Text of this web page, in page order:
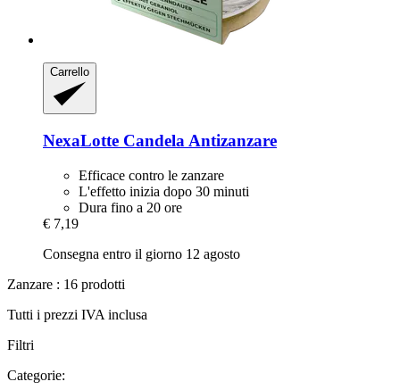
Carrello
NexaLotte Candela Antizanzare
Efficace contro le zanzare
L'effetto inizia dopo 30 minuti
Dura fino a 20 ore
€ 7,19
Consegna entro il giorno 12 agosto
Zanzare : 16 prodotti
Tutti i prezzi IVA inclusa
Filtri
Categorie: